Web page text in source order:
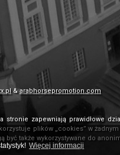
Więcej informacji
&arabhorsepromotion.com
stronie zapewniają prawidłowe
plików „cookies” w
także wykorzystywane do